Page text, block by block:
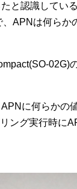
と認識してい
APNは何らか
02G)
に何らかの
ング実行時に